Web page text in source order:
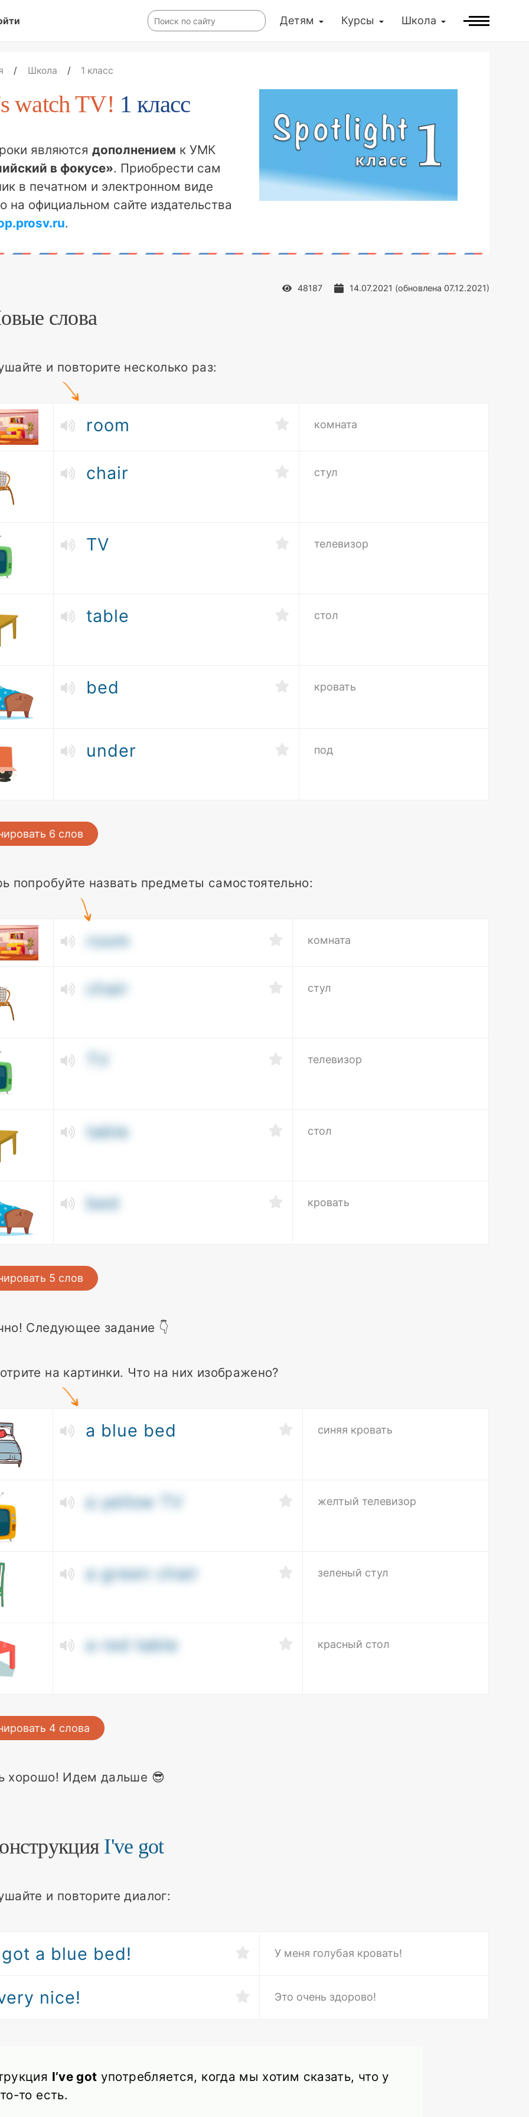
Детям Курсы Школа
/ Школа / 1 класс
watch TV! 1 класс
являютсядополнением к УМК
в фокусе». Приобрести сам
в печатном и электронном виде
на официальном сайте издательства
.
48187 14.07.2021 (обновлена 07.12.2021)
слова
и повторите несколько раз:
room комната
chair стул
TV телевизор
table стол
bed кровать
under под
6 слов
попробуйте назвать предметы самостоятельно:
room комната
chair стул
TV телевизор
table стол
bed кровать
5 слов
Следующее задание 👇
на картинки. Что на них изображено?
a blue bed синяя кровать
a yellow TV желтый телевизор
a green chair зеленый стул
a red table красный стол
4 слова
хорошо! Идем дальше 😎
I've got
и повторите диалог:
got a blue bed! У меня голубая кровать!
nice! Это очень здорово!
I’ve got употребляется, когда мы хотим сказать, что у
то есть.